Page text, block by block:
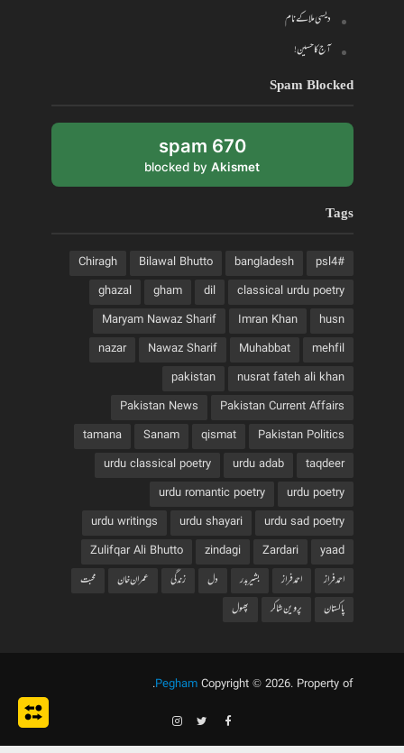
دیسی ملا کے نام
آج کا حسین!
Spam Blocked
670 spam
blocked by Akismet
Tags
#psl4
bangladesh
Bilawal Bhutto
Chiragh
classical urdu poetry
dil
gham
ghazal
husn
Imran Khan
Maryam Nawaz Sharif
mehfil
Muhabbat
Nawaz Sharif
nazar
nusrat fateh ali khan
pakistan
Pakistan Current Affairs
Pakistan News
Pakistan Politics
qismat
Sanam
tamana
taqdeer
urdu adab
urdu classical poetry
urdu poetry
urdu romantic poetry
urdu sad poetry
urdu shayari
urdu writings
yaad
Zardari
zindagi
Zulifqar Ali Bhutto
احمد فراز
احمدفراز بشیربدر دل زندگی عمران خان
محبت
پاکستان
پروین شاکر پھول
Copyright © 2026. Property of
Pegham
.